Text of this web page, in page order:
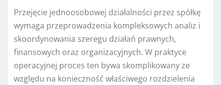
Przejęcie jednoosobowej działalności przez spółkę
wymaga przeprowadzenia kompleksowych analiz i
skoordynowania szeregu działań prawnych,
finansowych oraz organizacyjnych. W praktyce
operacyjnej proces ten bywa skomplikowany ze
względu na konieczność właściwego rozdzielenia